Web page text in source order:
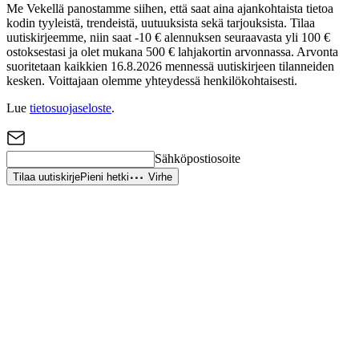
Me Vekellä panostamme siihen, että saat aina ajankohtaista tietoa
kodin tyyleistä, trendeistä, uutuuksista sekä tarjouksista. Tilaa
uutiskirjeemme, niin saat -10 € alennuksen seuraavasta yli 100 €
ostoksestasi ja olet mukana 500 € lahjakortin arvonnassa. Arvonta
suoritetaan kaikkien 16.8.2026 mennessä uutiskirjeen tilanneiden
kesken. Voittajaan olemme yhteydessä henkilökohtaisesti.
Lue tietosuojaseloste.
Sähköpostiosoite
Tilaa uutiskirjePieni hetki Virhe